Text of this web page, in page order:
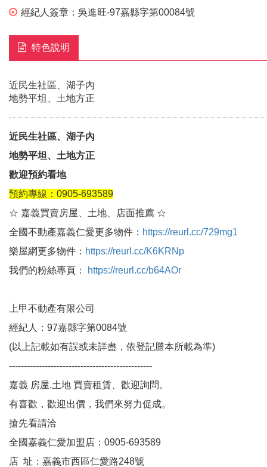
經紀人簽章： 吳進旺-97嘉縣字第00084號
特色說明
近民生社區、湖子內
地勢平坦、土地方正
近民生社區、湖子內
地勢平坦、土地方正
歡迎預約看地
預約專線：0905-693589
☆ 嘉義買賣房屋、土地、店面推薦 ☆
全國不動產嘉義仁愛更多物件： https://reurl.cc/729mg1
樂屋網更多物件： https://reurl.cc/K6KRNp
我們的粉絲專頁：
https://reurl.cc/b64AOr
上甲不動產有限公司
經紀人：97嘉縣字第0084號
(以上記載如有誤或未詳盡，依登記謄本所載為準)
------------------------------------------------
嘉義 房屋.土地 買賣租賃、歡迎詢問。
有喜歡，歡迎出價，我們來努力促成。
搶先看請洽
全國嘉義仁愛加盟店：0905-693589
店 址：嘉義市西區仁愛路248號